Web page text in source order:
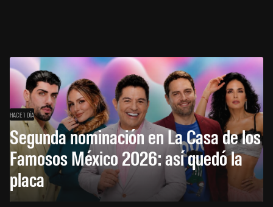
HACE 1 DÍA
Segunda nominación en La Casa de los
Famosos México 2026: así quedó la
placa